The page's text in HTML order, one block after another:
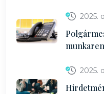
2025.
2025.